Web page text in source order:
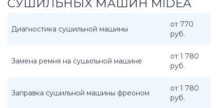
СУШИЛЬНЫХ МАШИН MIDEA
Диагностика сушильной машины
от 770
руб.
Замена ремня на сушильной машине
от 1 780
руб.
Заправка сушильной машины фреоном
от 1 780
руб.